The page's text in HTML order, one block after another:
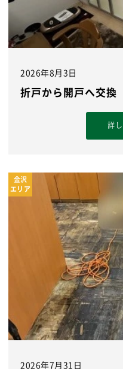
2026年8月3日
折戸から開戸へ交換
詳
金沢
エリア
2026年7月31日